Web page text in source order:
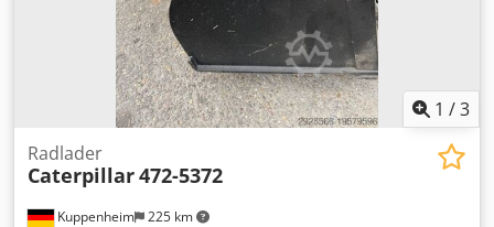
1 /3
Kuppenheim 225 km
Radlader
Caterpillar472-5372